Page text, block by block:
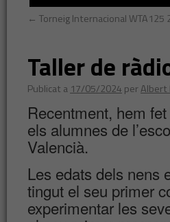
← Torneig Internacional WTA125
Taller de
Publicat a 17/05/2024 perAlbert
Recentment, hem
els alumnes de
Valencià.
Les edats dels nens
tingut el seu primer
experimentar les